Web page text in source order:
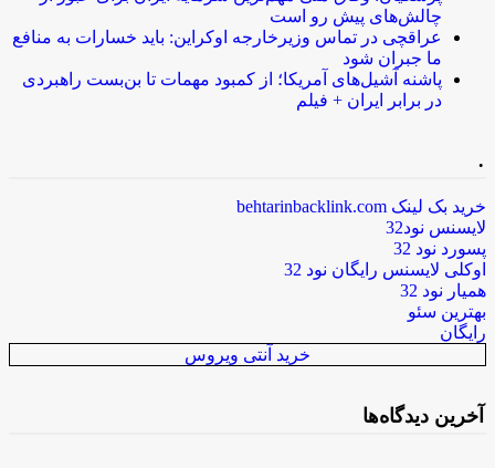
چالش‌های پیش رو است
عراقچی در تماس وزیرخارجه اوکراین: باید خسارات به منافع
ما جبران شود
پاشنه آشیل‌های آمریکا؛ از کمبود مهمات تا بن‌بست راهبردی
در برابر ایران + فیلم
خرید بک لینک behtarinbacklink.com
لایسنس نود32
پسورد نود 32
اوکلی لایسنس رایگان نود 32
همیار نود 32
بهترین سئو
رایگان
خرید آنتی ویروس
آخرین دیدگاه‌ها